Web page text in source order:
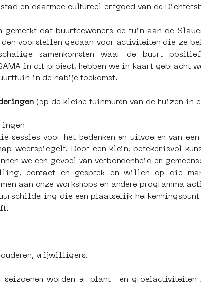
en daarmee cultureel erfgoed van de
gemerkt dat buurtbewoners de tuin aan de
voorstellen gedaan voor activiteiten die ze
samenkomsten waar de buurt
in dit project, hebben we in kaart gebracht
in de nabije toekomst.
(op de kleine tuinmuren van de huizen in
sessies voor het bedenken en uitvoeren van
weerspiegelt. Door een klein, betekenisvol
we een gevoel van verbondenheid en
contact en gesprek en willen op die
aan onze workshops en andere programma
die een plaatselijk herkenningspunt
ouderen, vrijwilligers.
seizoenen worden er plant- en